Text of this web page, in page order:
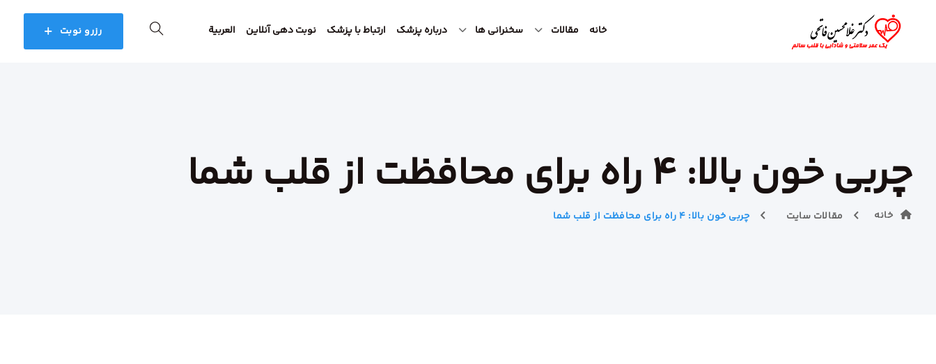
خانه مقالات سخنرانی ها درباره پزشک ارتباط با پزشک نوبت دهی آنلاین العربية رزرو نوبت
چربی خون بالا: ۴ راه برای محافظت از قلب شما
خانه مقالات سایت چربی خون بالا: ۴ راه برای محافظت از قلب شما